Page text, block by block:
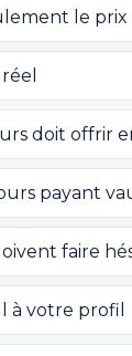
le prix
doit offrir
payant
faire
à votre profil